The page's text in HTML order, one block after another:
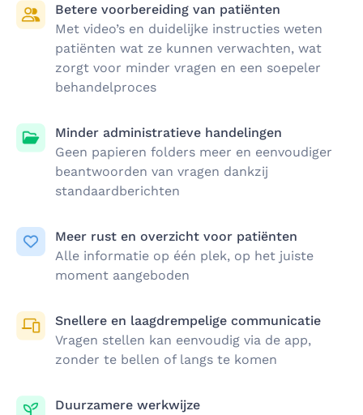
Betere voorbereiding van patiënten
Met video’s en duidelijke instructies weten
patiënten wat ze kunnen verwachten, wat
zorgt voor minder vragen en een soepeler
behandelproces
Minder administratieve handelingen
Geen papieren folders meer en eenvoudiger
beantwoorden van vragen dankzij
standaardberichten
Meer rust en overzicht voor patiënten
Alle informatie op één plek, op het juiste
moment aangeboden
Snellere en laagdrempelige communicatie
Vragen stellen kan eenvoudig via de app,
zonder te bellen of langs te komen
Duurzamere werkwijze